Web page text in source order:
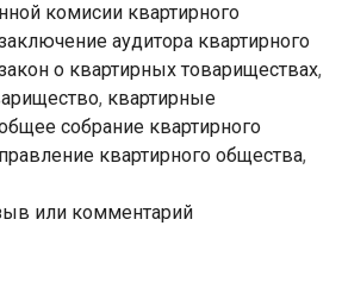
комисии квартирного
аудитора квартирного
о квартирных товариществах,
, квартирные
собрание квартирного
правление квартирного общества,
или комментарий